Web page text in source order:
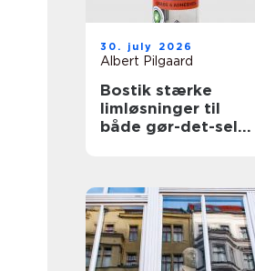
30. july 2026
Albert Pilgaard
Bostik stærke
limløsninger til
både gør-det-selv